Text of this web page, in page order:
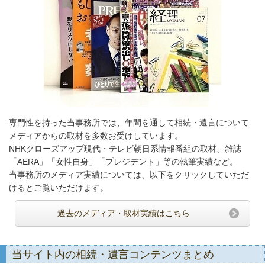
専門性を持った当事務所では、年間を通して相続・遺言について
メディアからの取材を多数お受けしています。
NHKクローズアップ現代・テレビ朝日系情報番組の取材、雑誌
「AERA」「女性自身」「プレジデント」等の執筆実績など。
当事務所のメディア実績については、以下をクリックしていただ
けるとご覧いただけます。
過去のメディア・取材実績はこちら
当サイト内の相続・遺言コンテンツまとめ